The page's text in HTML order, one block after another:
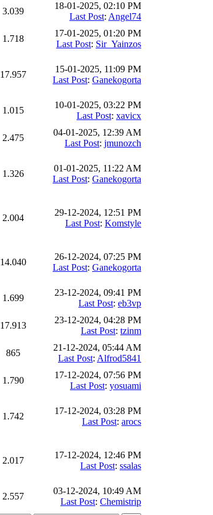
3.039
18-01-2025, 02:10 PM
Last Post: Angel74
1.718
17-01-2025, 01:20 PM
Last Post: Sir_Yainzos
17.957
15-01-2025, 11:09 PM
Last Post: Ganekogorta
1.015
10-01-2025, 03:22 PM
Last Post: xavicx
2.475
04-01-2025, 12:39 AM
Last Post: jmunozch
1.326
01-01-2025, 11:22 AM
Last Post: Ganekogorta
2.004
29-12-2024, 12:51 PM
Last Post: Komstyle
14.040
26-12-2024, 07:25 PM
Last Post: Ganekogorta
1.699
23-12-2024, 09:41 PM
Last Post: eb3vp
17.913
23-12-2024, 04:28 PM
Last Post: tzinm
865
21-12-2024, 05:44 AM
Last Post: Alfrod5841
1.790
17-12-2024, 07:56 PM
Last Post: yosuami
1.742
17-12-2024, 03:28 PM
Last Post: arocs
2.017
17-12-2024, 12:46 PM
Last Post: ssalas
2.557
03-12-2024, 10:49 AM
Last Post: Chemistrip